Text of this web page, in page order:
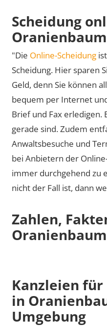
Scheidung
"Die Online-Scheidung
Scheidung. Hier sparen
Geld, denn Sie können
bequem per Internet
Brief und Fax erledigen.
gerade sind. Zudem
Anwaltsbesuche und
bei Anbietern der
immer durchgehend zu
nicht der Fall ist, dann
Zahlen,
Kanzleien
in
Umgebung